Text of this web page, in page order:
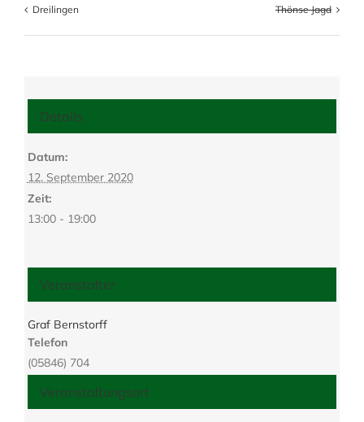
Dreilingen Thönse Jagd
Details
Datum:
12. September 2020
Zeit:
13:00 - 19:00
Veranstaltungsort
Veranstalter
Graf Bernstorff
Telefon
(05846) 704